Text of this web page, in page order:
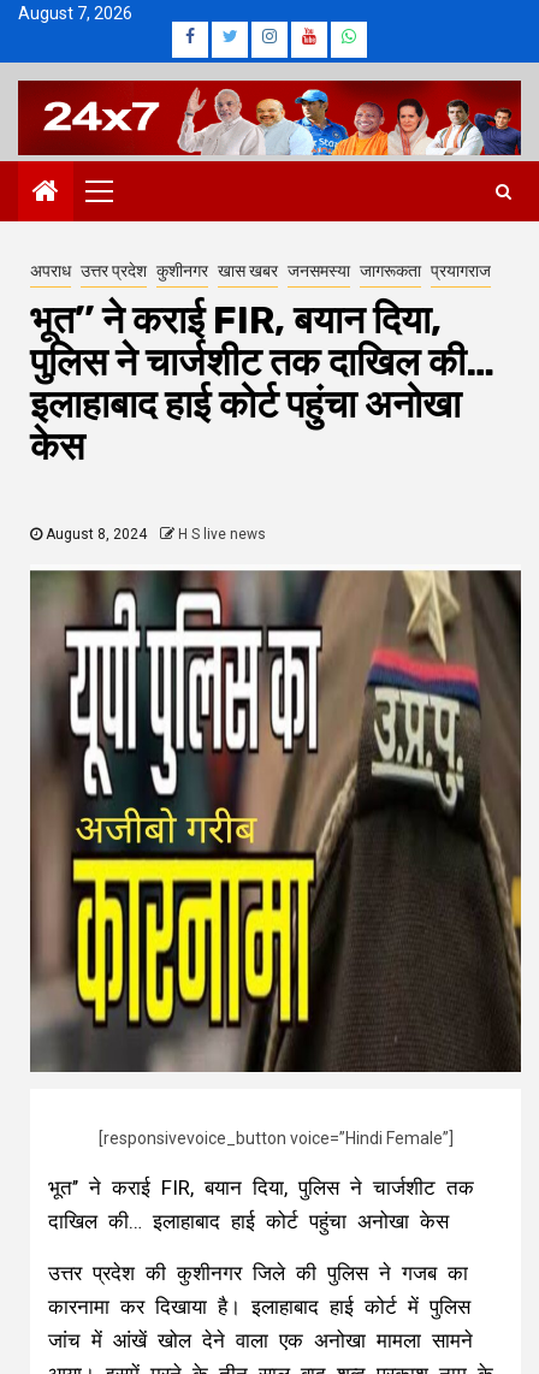
Skip
content
August 7, 2026
Facebook
Twitter
Instagram
Youtube
Whatsapp
Primary
Menu
अपराध उत्तर प्रदेश कुशीनगर खास खबर जनसमस्या जागरूकता प्रयागराज
भूत’’ ने कराई FIR, बयान दिया,
पुलिस ने चार्जशीट तक दाखिल की…
इलाहाबाद हाई कोर्ट पहुंचा अनोखा
केस
August 8, 2024 H S live news
[responsivevoice_button voice=”Hindi Female”]
भूत’’ ने कराई FIR, बयान दिया, पुलिस ने चार्जशीट तक
दाखिल की… इलाहाबाद हाई कोर्ट पहुंचा अनोखा केस
उत्तर प्रदेश की कुशीनगर जिले की पुलिस ने गजब का
कारनामा कर दिखाया है। इलाहाबाद हाई कोर्ट में पुलिस
जांच में आंखें खोल देने वाला एक अनोखा मामला सामने